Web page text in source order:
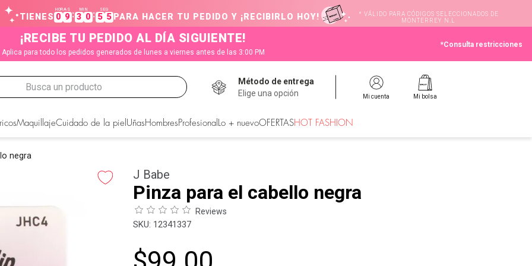
TIENES
HORAS
0 9 :
MIN
3 0 :
SEG
5 5PARA HACER TU PEDIDO Y ¡RECIBIRLO HOY!
* VÁLIDO PARA CÓDIGOS SELECCIONADOS DE
MONTERREY N.L
¡RECIBE TU PEDIDO AL DÍA SIGUIENTE!
Aplica para todo los pedidos generados de lunes a viernes antes de las 3:00 PM
*Consulta restricciones
Busca un producto
Método de entrega
Elige una opción
Mi cuenta Mi bolsa
MaquillajeCuidado de la piel Uñas Hombres Profesional Lo + nuevoOFERTASHOT FASHION
negra
J Babe
Pinza para el cabello negra
Reviews
: 12341337